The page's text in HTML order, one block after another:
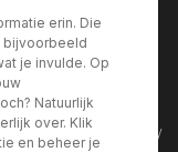
Privacy policy
erin. Die
bijvoorbeeld
je invulde. Op
Natuurlijk
over. Klik
en beheer je